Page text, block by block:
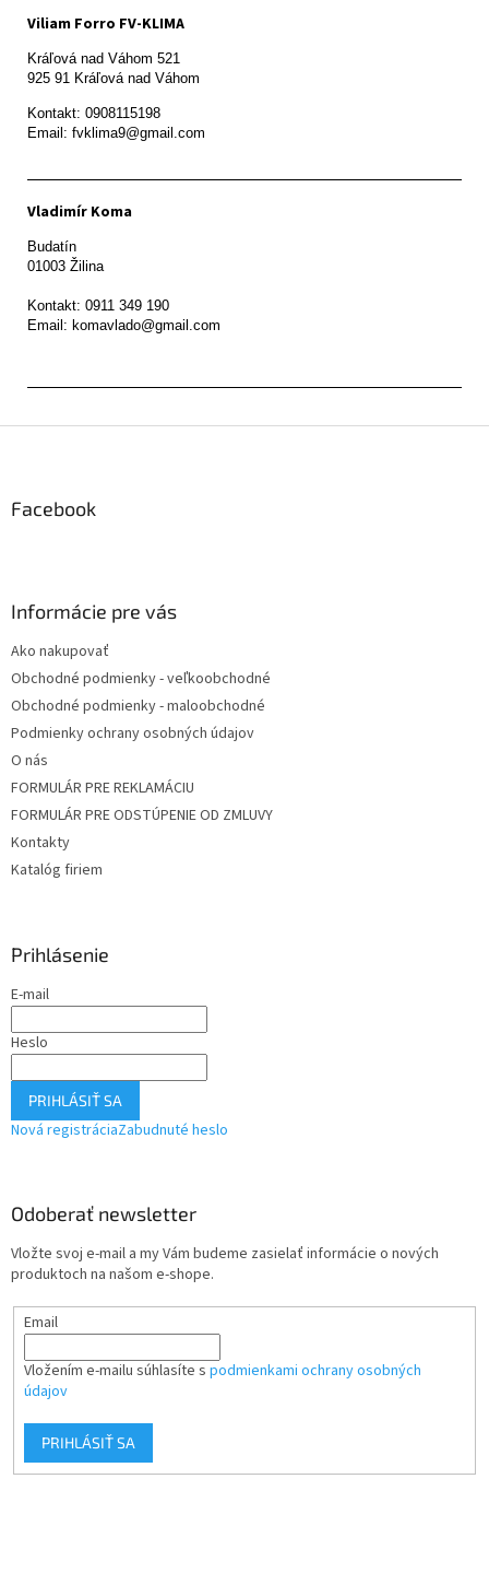
Viliam Forro FV-KLIMA
Kráľová nad Váhom 521
Kontakt: 0908115198
Email: fvklima9@gmail.com
Vladimír Koma
Budatín
01003 Žilina
Kontakt: 0911 349 190
Facebook
Informácie pre vás
Ako nakupovať
Obchodné podmienky - veľkoobchodné
Obchodné podmienky - maloobchodné
Podmienky ochrany osobných údajov
O nás
FORMULÁR PRE REKLAMÁCIU
FORMULÁR PRE ODSTÚPENIE OD ZMLUVY
Kontakty
Katalóg firiem
Prihlásenie
E-mail
Heslo
PRIHLÁSIŤ SA
Nová registráciaZabudnuté heslo
Odoberať newsletter
Vložte svoj e-mail a my Vám budeme zasielať informácie o nových
produktoch na našom e-shope.
Email
Vložením e-mailu súhlasíte s podmienkami ochrany osobných
údajov
PRIHLÁSIŤ SA